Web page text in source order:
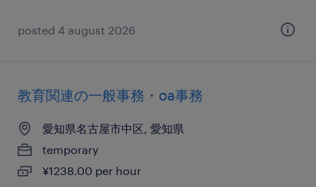
posted 4 august 2026
教育関連の一般事務・oa事務
愛知県名古屋市中区, 愛知県
temporary
¥1238.00 per hour